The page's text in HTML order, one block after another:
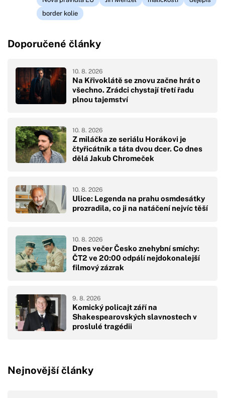
border kolie
Doporučené články
Na Křivoklátě se znovu začne hrát o
všechno. Zrádci chystají třetí řadu
plnou tajemství
10. 8. 2026
Z miláčka ze seriálu Horákovi je
čtyřicátník a táta dvou dcer. Co dnes
dělá Jakub Chromeček
10. 8. 2026
Ulice: Legenda na prahu osmdesátky
prozradila, co ji na natáčení nejvíc těší
10. 8. 2026
Dnes večer Česko znehybní smíchy:
ČT2 ve 20:00 odpálí nejdokonalejší
filmový zázrak
10. 8. 2026
Komický policajt září na
Shakespearovských slavnostech v
proslulé tragédii
9. 8. 2026
Nejnovější články